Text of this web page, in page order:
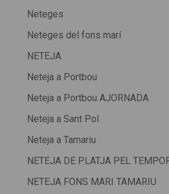
Neteges
Neteges del fons marí
NETEJA
Neteja a Portbou
Neteja a Portbou AJORNADA
Neteja a Sant Pol
Neteja a Tamariu
NETEJA DE PLATJA PEL
NETEJA FONS MARI TAMARIU